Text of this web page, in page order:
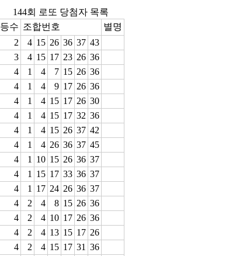
144회 로또 당첨자 목록
등수 조합번호
별명
2
4 15 26 36 37 43
3
4 15 17 23 26 36
4
1 4 7 15 26 36
4
1 4 9 17 26 36
4
1 4 15 17 26 30
4
1 4 15 17 32 36
4
1 4 15 26 37 42
4
1 4 26 36 37 45
4
1 10 15 26 36 37
4
1 15 17 33 36 37
4
1 17 24 26 36 37
4
2 4 8 15 26 36
4
2 4 10 17 26 36
4
2 4 13 15 17 26
4
2 4 15 17 31 36